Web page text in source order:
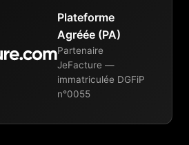
Plateforme
Agréée (PA)
Partenaire
JeFacture —
immatriculée DGFiP
n°0055